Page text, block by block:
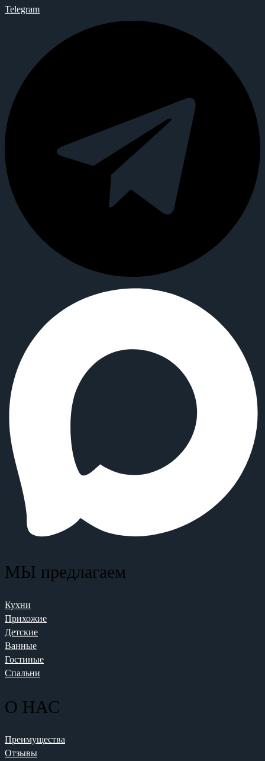
Telegram
МЫ предлагаем
Кухни
Прихожие
Детские
Ванные
Гостиные
Спальни
О НАС
Преимущества
Отзывы